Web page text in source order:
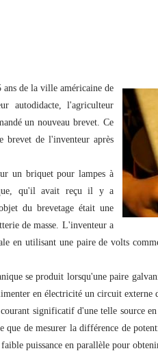
de la ville américaine de
autodidacte, l'agriculteur
un nouveau brevet. Ce
brevet de l'inventeur après
un briquet pour lampes à
qu'il avait reçu il y a
du brevetage était une
de masse. L'inventeur a
en utilisant une paire de volts
se produit lorsqu'une paire
en électricité un circuit externe
significatif d'une telle source
de mesurer la différence de
puissance en parallèle pour